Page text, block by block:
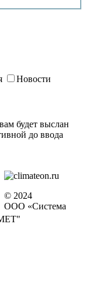
Новости
будет выслан
до ввода
© 2024
ООО «Система